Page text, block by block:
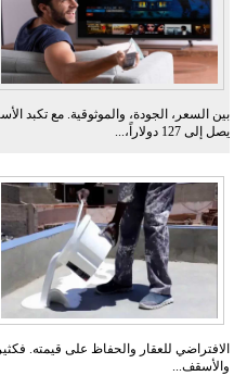
بين السعر، الجودة، والموثوقية. مع تكبد
يصل إلى 127 دولاراً،...
الافتراضي للعقار والحفاظ على قيمته.
والأسقف...